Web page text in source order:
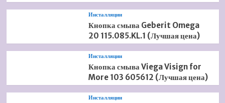
Инсталляции
Кнопка смыва Geberit Omega
20 115.085.KL.1 (Лучшая цена)
Инсталляции
Кнопка смыва Viega Visign for
More 103 605612 (Лучшая цена)
Инсталляции